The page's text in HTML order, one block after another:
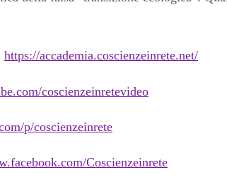
https://accademia.coscienzeinrete.net/
coscienzeinretevideo
p/coscienzeinrete
Coscienzeinrete